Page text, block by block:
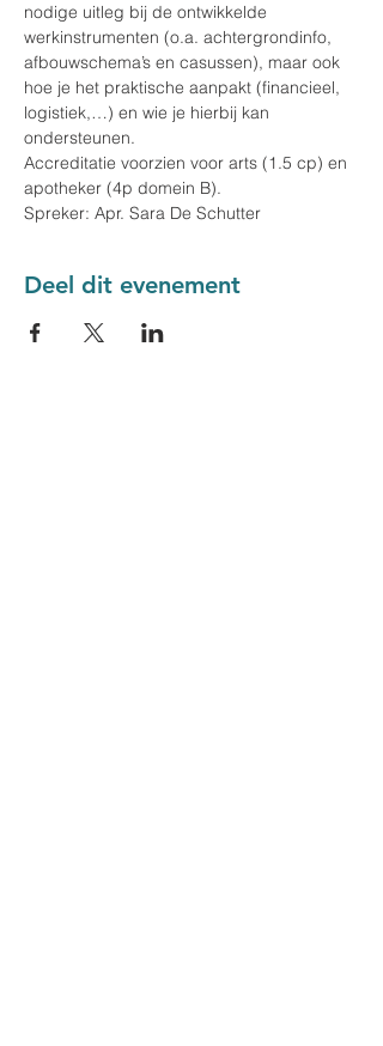
nodige uitleg bij de ontwikkelde
werkinstrumenten (o.a. achtergrondinfo,
afbouwschema’s en casussen), maar ook
hoe je het praktische aanpakt (financieel,
logistiek,…) en wie je hierbij kan
ondersteunen.
Accreditatie voorzien voor arts (1.5 cp) en
apotheker (4p domein B).
Spreker: Apr. Sara De Schutter
Deel dit evenement